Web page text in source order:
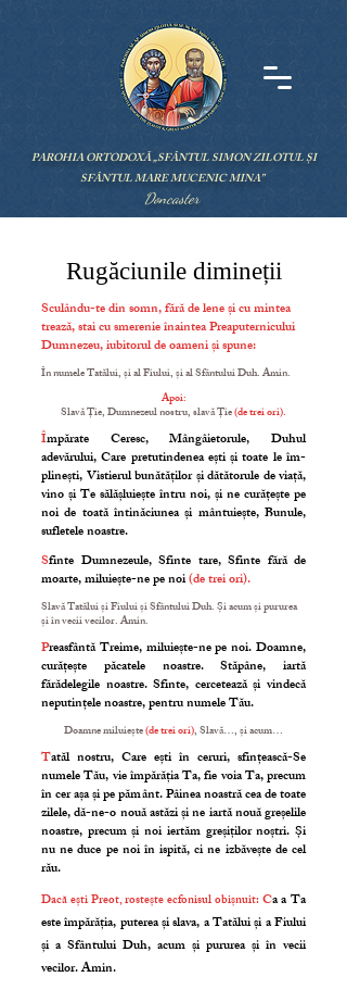
PAROHIA ORTODOXĂ „SFÂNTUL SIMON ZILOTUL ȘI
SFÂNTUL MARE MUCENIC MINA”
Doncaster
Rugăciunile dimineții
Sculându-te din somn, fără de lene și cu mintea
trează, stai cu smerenie înaintea Preaputernicului
Dumnezeu, iubitorul de oameni și spune:
În numele Tatălui, și al Fiului, și al Sfântului Duh. Amin.
Apoi:
Slavă Ție, Dumnezeul nostru, slavă Ție(de trei ori).
Împărate Ceresc, Mângâietorule, Duhul
adevărului, Care pretutindenea ești și toate le îm­
plinești, Vistierul bunătăților și dătătorule de viață,
vino și Te sălășluiește întru noi, și ne curățește pe
noi de toată întinăciunea și mântuiește, Bunule,
sufletele noastre.
Sfinte Dumnezeule, Sfinte tare, Sfinte fără de
moarte, miluiește-ne pe noi(de trei ori).
Slavă Tatălui și Fiului și Sfântului Duh. Și acum și pururea
și în vecii vecilor. Amin.
Preasfântă Treime, miluiește-ne pe noi. Doamne,
curățește păcatele noastre. Stăpâne, iartă
fărădelegile noastre. Sfinte, cercetează și vin­decă
neputințele noas­tre, pentru numele Tău.
Doamne miluiește(de trei ori), Slavă…, și acum…
Tatăl nostru, Care ești în ceruri, sfin­țească-Se
numele Tău, vie împărăția Ta, fie voia Ta, precum
în cer așa și pe pământ. Pâinea noastră cea de toate
zilele, dă-ne-o nouă astăzi și ne iartă nouă greșelile
noastre, precum și noi iertăm greșiților noștri. Și
nu ne duce pe noi în ispită, ci ne izbăvește de cel
rău.
Dacă ești Preot, rostește ecfonisul obișnuit: Ca a Ta
este împărăția, puterea și slava, a Tatălui și a Fiului
și a Sfântului Duh, acum și pururea și în vecii
vecilor. Amin.